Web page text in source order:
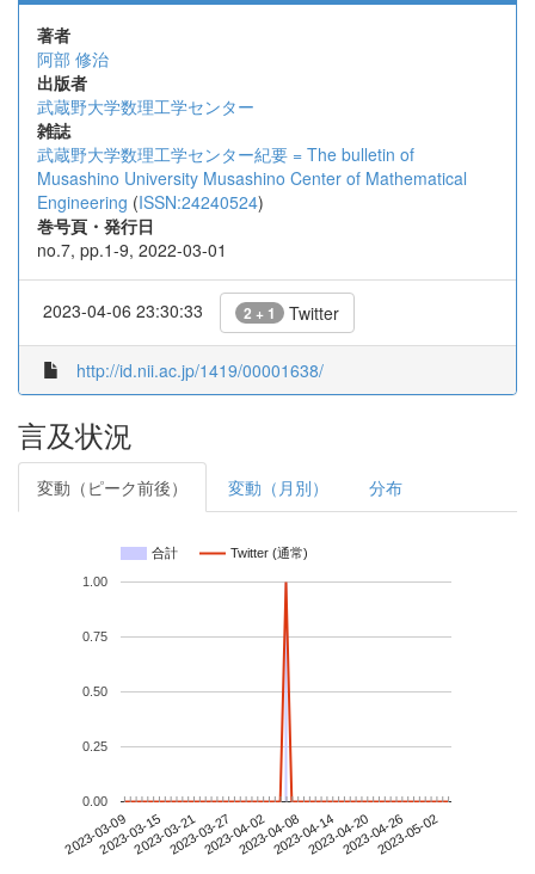
著者
阿部 修治
出版者
武蔵野大学数理工学センター
雑誌
武蔵野大学数理工学センター紀要 = The bulletin of
Musashino University Musashino Center of Mathematical
Engineering (ISSN:24240524)
巻号頁・発行日
no.7, pp.1-9, 2022-03-01
2023-04-06 23:30:33 2 + 1 Twitter
http://id.nii.ac.jp/1419/00001638/
言及状況
変動（ピーク前後） 変動（月別） 分布
合計 Twitter (通常)
2023-03-092023-03-152023-03-212023-03-272023-04-022023-04-082023-04-142023-04-202023-04-262023-05-02
0.00
0.25
0.50
0.75
1.00